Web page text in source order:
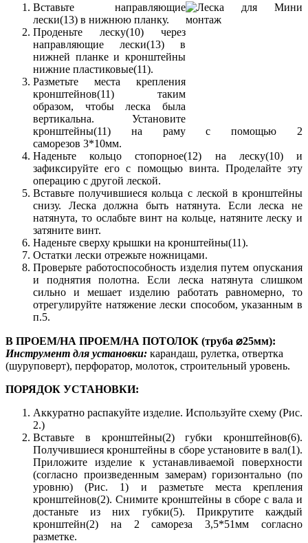
Вставьте направляющие
лески(13) в нижнюю планку.
Проденьте леску(10) через
направляющие лески(13) в
нижней планке и кронштейны
нижние пластиковые(11).
Разметьте места крепления
кронштейнов(11) таким
образом, чтобы леска была
вертикальна. Установите
кронштейны(11) на раму с помощью 2
саморезов 3*10мм.
Наденьте кольцо стопорное(12) на леску(10) и
зафиксируйте его с помощью винта. Проделайте эту
операцию с другой леской.
Вставьте получившиеся кольца с леской в кронштейны
снизу. Леска должна быть натянута. Если леска не
натянута, то ослабьте винт на кольце, натяните леску и
затяните винт.
Наденьте сверху крышки на кронштейны(11).
Остатки лески отрежьте ножницами.
Проверьте работоспособность изделия путем опускания
и поднятия полотна. Если леска натянута слишком
сильно и мешает изделию работать равномерно, то
отрегулируйте натяжение лески способом, указанным в
п.5.
В ПРОЕМ/НА ПРОЕМ/НА ПОТОЛОК (труба ⌀25мм):
Инструмент для установки: карандаш, рулетка, отвертка
(шуруповерт), перфоратор, молоток, строительный уровень.
ПОРЯДОК УСТАНОВКИ:
Аккуратно распакуйте изделие. Используйте схему (Рис.
2.)
Вставьте в кронштейны(2) губки кронштейнов(6).
Получившиеся кронштейны в сборе установите в вал(1).
Приложите изделие к устанавливаемой поверхности
(согласно произведенным замерам) горизонтально (по
уровню) (Рис. 1) и разметьте места крепления
кронштейнов(2). Снимите кронштейны в сборе с вала и
достаньте из них губки(5). Прикрутите каждый
кронштейн(2) на 2 самореза 3,5*51мм согласно
разметке.